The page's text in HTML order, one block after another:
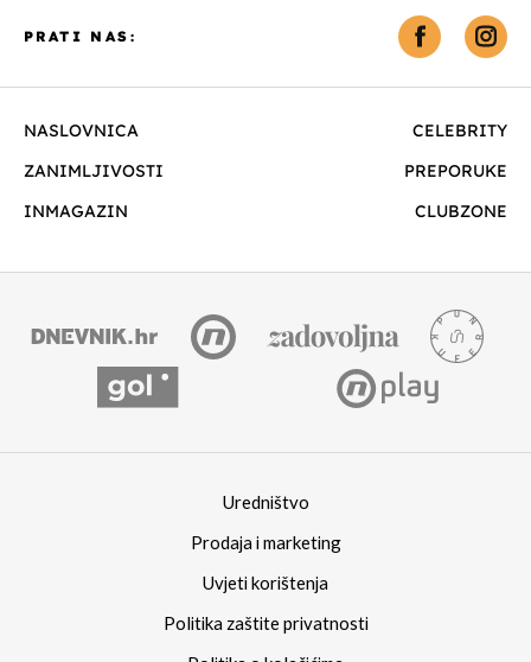
NASLOVNICA
CELEBRITY
ZANIMLJIVOSTI
PREPORUKE
INMAGAZIN
CLUBZONE
PRATI NAS:
Uredništvo
Prodaja i marketing
Uvjeti korištenja
Politika zaštite privatnosti